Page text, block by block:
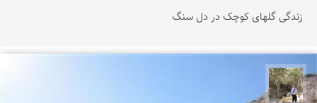
زندگی گلهای کوچک در دل سنگ